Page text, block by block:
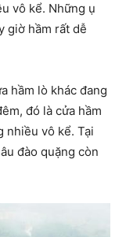
vô kể. Những ụ
giờ hầm rất dễ
hầm lò khác đang
đó là cửa hầm
nhiều vô kể. Tại
đào quặng còn